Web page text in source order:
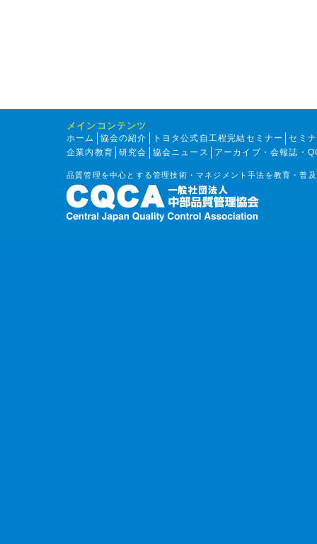
メインコンテンツ
ホーム 協会の紹介 トヨタ公式自工程完結セミナー
セミ
企業内教育
研究会 協会ニュース アーカイブ・会報誌・
品質管理を中心とする管理技術・マネジメント手法を教育・普